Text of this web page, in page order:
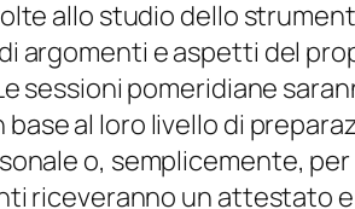
allo studio dello
argomenti e aspetti del
pomeridiane
al loro livello di
o, semplicemente,
riceveranno un attestato